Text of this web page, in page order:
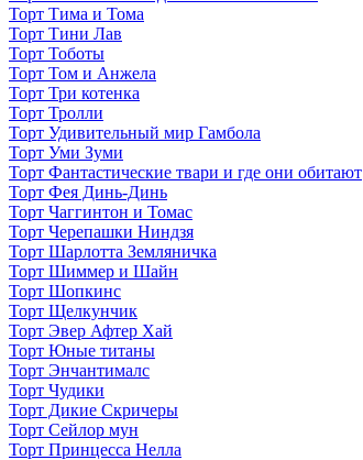
Торт Тима и Тома
Торт Тини Лав
Торт Тоботы
Торт Том и Анжела
Торт Три котенка
Торт Тролли
Торт Удивительный мир Гамбола
Торт Уми Зуми
Торт Фантастические твари и где они обитают
Торт Фея Динь-Динь
Торт Чаггинтон и Томас
Торт Черепашки Ниндзя
Торт Шарлотта Земляничка
Торт Шиммер и Шайн
Торт Шопкинс
Торт Щелкунчик
Торт Эвер Афтер Хай
Торт Юные титаны
Торт Энчантималс
Торт Чудики
Торт Дикие Скричеры
Торт Сейлор мун
Торт Принцесса Нелла